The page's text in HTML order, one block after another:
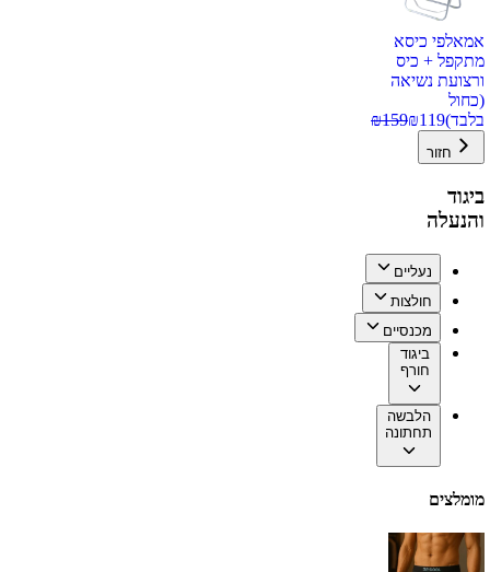
אמאלפי כיסא
מתקפל + כיס
ורצועת נשיאה
(כחול
בלבד)
₪119
₪159
חזור
ביגוד
והנעלה
נעליים
חולצות
מכנסיים
ביגוד
חורף
הלבשה
תחתונה
מומלצים